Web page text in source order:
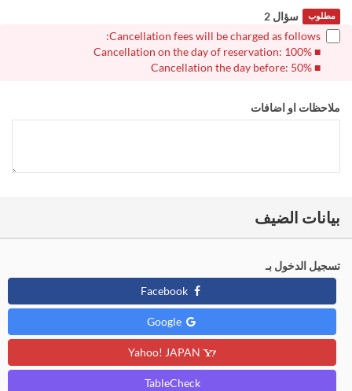
سؤال 2 مطلوب
Cancellation fees will be charged as follows:
■ Cancellation on the day of reservation: 100%
■ Cancellation the day before: 50%
ملاحظات او اضافات
بيانات الضيف
تسجيل الدخول بـ
Facebook
Google
TableCheck